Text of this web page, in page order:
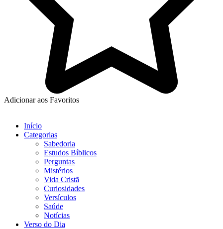
Adicionar aos Favoritos
Início
Categorias
Sabedoria
Estudos Bíblicos
Perguntas
Mistérios
Vida Cristã
Curiosidades
Versículos
Saúde
Notícias
Verso do Dia